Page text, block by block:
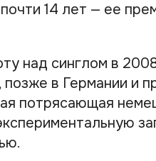
14 лет — ее
над синглом в
в Германии и
потрясающая